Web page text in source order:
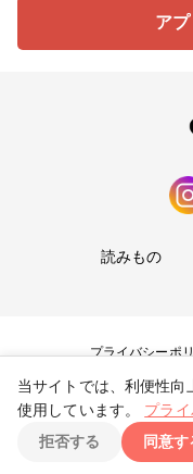
ア
読みもの
プライバシーポ
Copyright ©2026
当サイトでは、利便性
使用しています。
プラ
拒否する
同意す